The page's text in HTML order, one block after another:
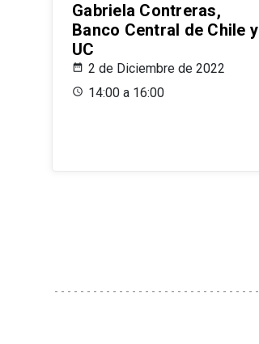
Gabriela Contreras,
Banco Central de Chile y
UC
2 de Diciembre de 2022
14:00 a 16:00